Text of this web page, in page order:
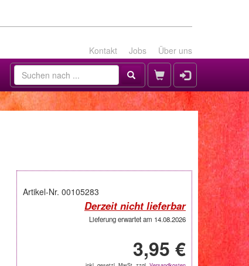
Kontakt Jobs Über uns
Artikel-Nr. 00105283
Derzeit nicht lieferbar
Lieferung erwartet am 14.08.2026
3,95 €